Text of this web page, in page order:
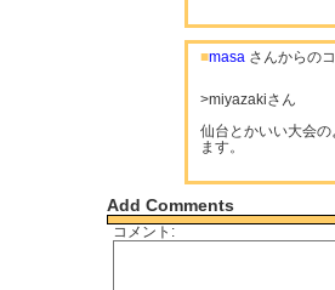
■masa さんからの
>miyazakiさん
仙台とかいい大会
ます。
Add Comments
コメント: